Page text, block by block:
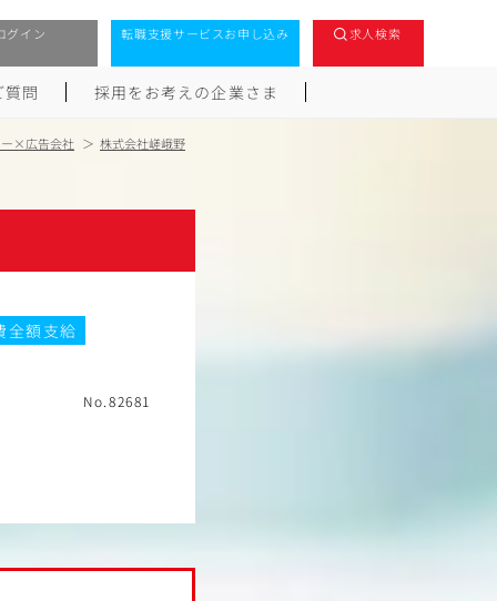
グイン 転職支援サービスお申し込み 求人検索
問 採用をお考えの企業さま
×広告会社 株式会社嵯峨野
全額支給
No.82681